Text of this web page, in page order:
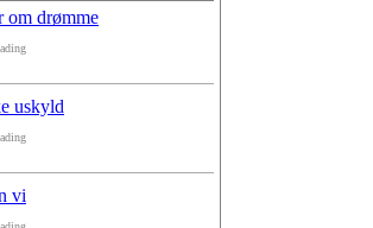
om drømme
uskyld
vi